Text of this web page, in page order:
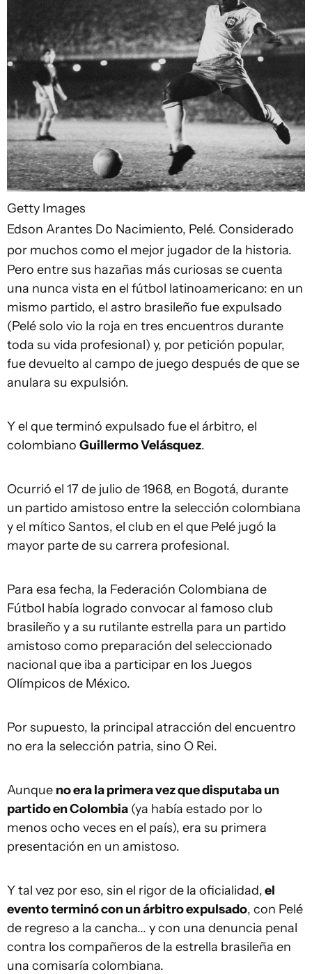
Getty Images
Edson Arantes Do Nacimiento, Pelé. Considerado
por muchos como el mejor jugador de la historia.
Pero entre sus hazañas más curiosas se cuenta
una nunca vista en el fútbol latinoamericano: en un
mismo partido, el astro brasileño fue expulsado
(Pelé solo vio la roja en tres encuentros durante
toda su vida profesional) y, por petición popular,
fue devuelto al campo de juego después de que se
anulara su expulsión.
Y el que terminó expulsado fue el árbitro, el
colombiano Guillermo Velásquez.
Ocurrió el 17 de julio de 1968, en Bogotá, durante
un partido amistoso entre la selección colombiana
y el mítico Santos, el club en el que Pelé jugó la
mayor parte de su carrera profesional.
Para esa fecha, la Federación Colombiana de
Fútbol había logrado convocar al famoso club
brasileño y a su rutilante estrella para un partido
amistoso como preparación del seleccionado
nacional que iba a participar en los Juegos
Olímpicos de México.
Por supuesto, la principal atracción del encuentro
no era la selección patria, sino O Rei.
Aunque no era la primera vez que disputaba un
partido en Colombia (ya había estado por lo
menos ocho veces en el país), era su primera
presentación en un amistoso.
Y tal vez por eso, sin el rigor de la oficialidad,el
evento terminó con un árbitro expulsado, con Pelé
de regreso a la cancha... y con una denuncia penal
contra los compañeros de la estrella brasileña en
una comisaría colombiana.